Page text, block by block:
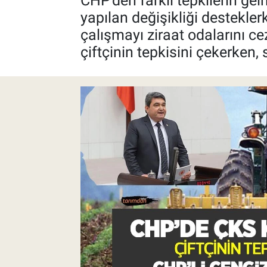
yapılan değişikliği
çalışmayı ziraat odalarını
çiftçinin tepkisini çekerken,
Pankobirlik
Et fiyatları
Yetiştirici Soruyor
Üretici Birlikleri
Şeker ve Şekerli Mamüller
Tahıllar ve Baklagiller